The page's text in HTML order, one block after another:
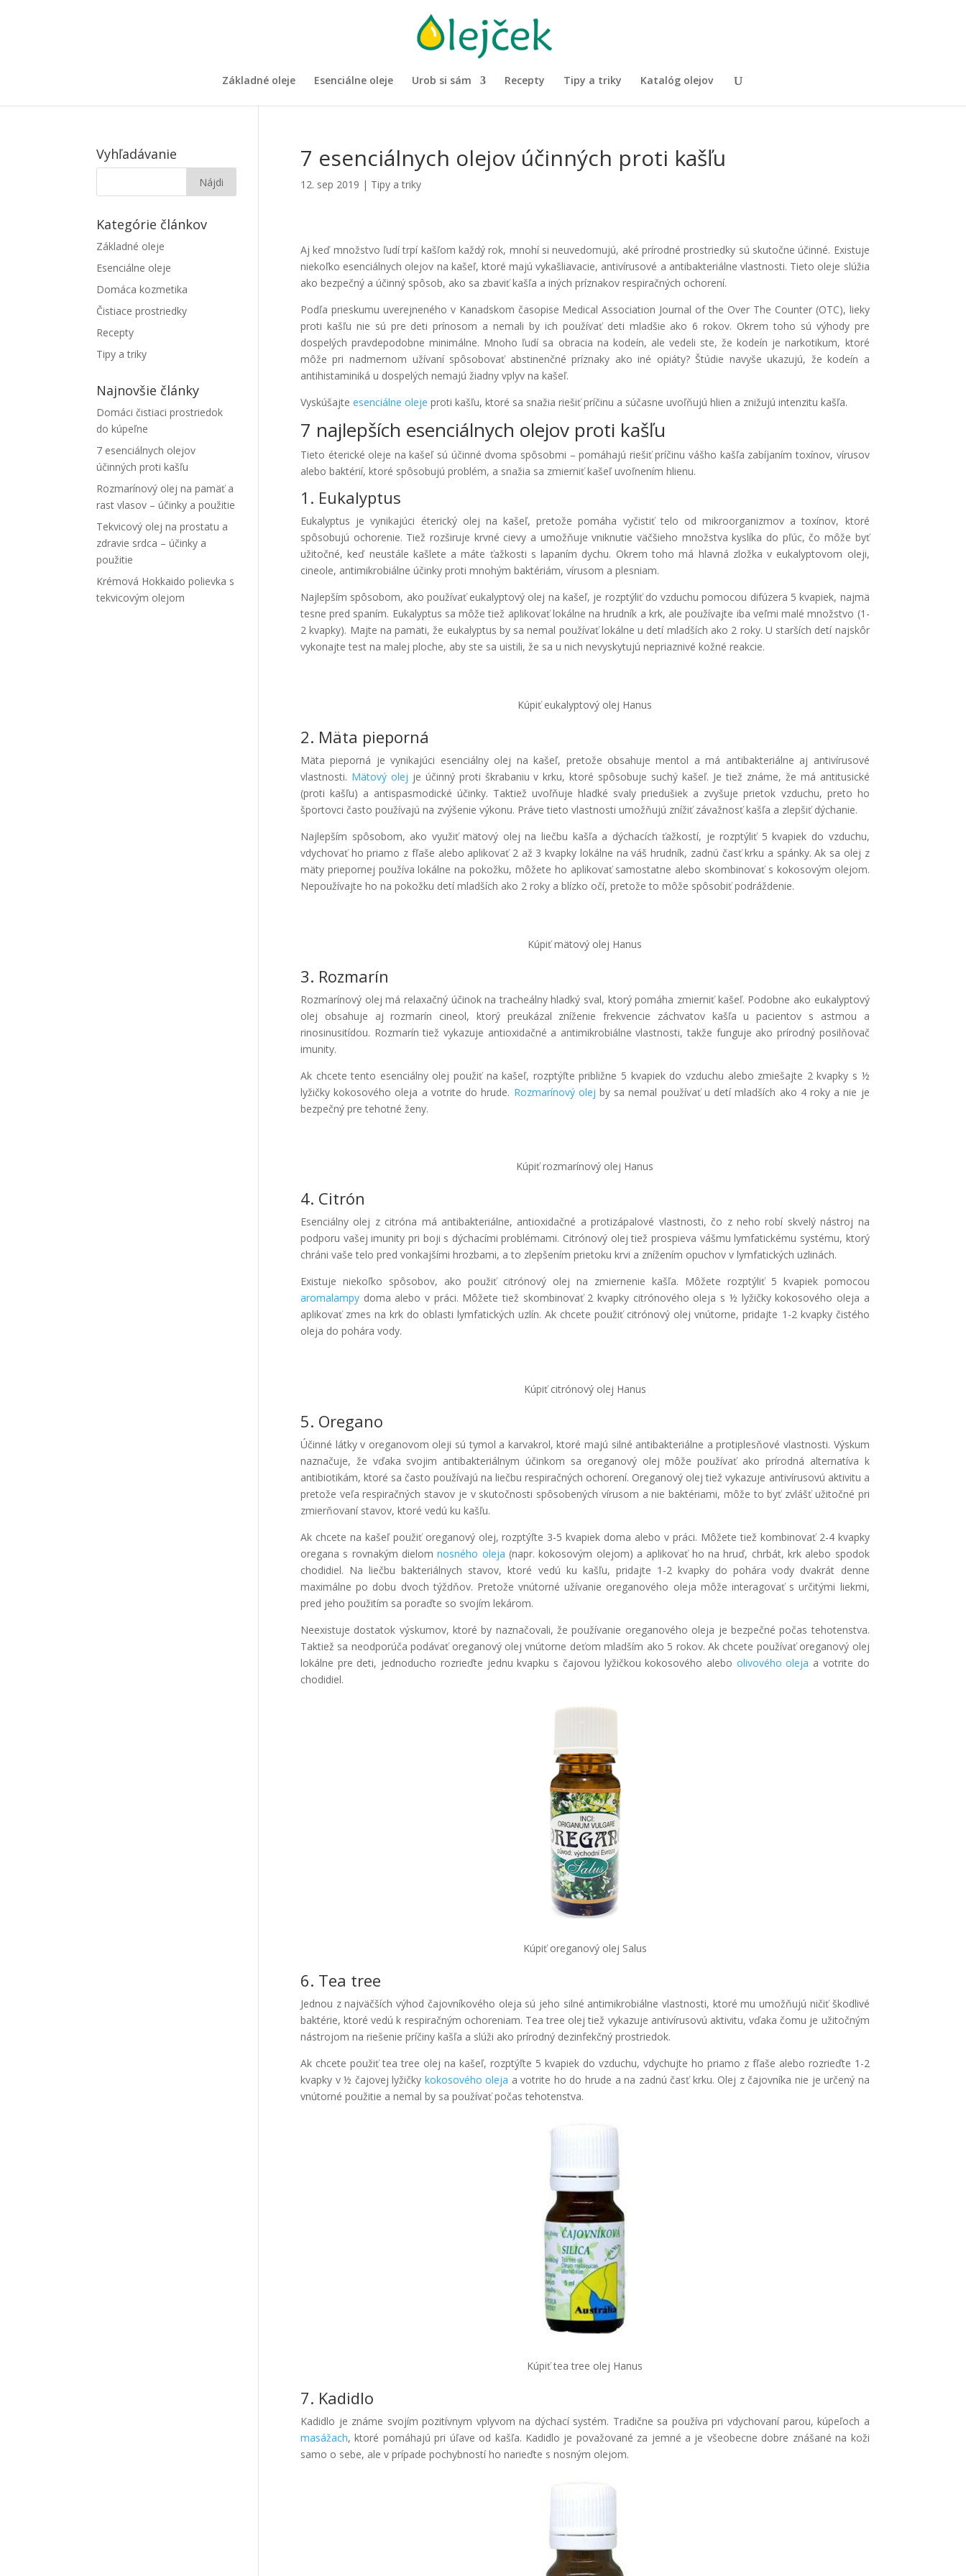
Základné oleje Esenciálne oleje Urob si sám Recepty Tipy a triky Katalóg olejov
7 esenciálnych olejov účinných proti kašľu
12. sep 2019 | Tipy a triky
Aj keď množstvo ľudí trpí kašľom každý rok, mnohí si neuvedomujú, aké prírodné prostriedky sú skutočne účinné. Existuje
niekoľko esenciálnych olejov na kašeľ, ktoré majú vykašliavacie, antivírusové a antibakteriálne vlastnosti. Tieto oleje slúžia
ako bezpečný a účinný spôsob, ako sa zbaviť kašľa a iných príznakov respiračných ochorení.
Podľa prieskumu uverejneného v Kanadskom časopise Medical Association Journal of the Over The Counter (OTC), lieky
proti kašľu nie sú pre deti prínosom a nemali by ich používať deti mladšie ako 6 rokov. Okrem toho sú výhody pre
dospelých pravdepodobne minimálne. Mnoho ľudí sa obracia na kodeín, ale vedeli ste, že kodeín je narkotikum, ktoré
môže pri nadmernom užívaní spôsobovať abstinenčné príznaky ako iné opiáty? Štúdie navyše ukazujú, že kodeín a
antihistaminiká u dospelých nemajú žiadny vplyv na kašeľ.
Vyskúšajte esenciálne oleje proti kašľu, ktoré sa snažia riešiť príčinu a súčasne uvoľňujú hlien a znižujú intenzitu kašľa.
7 najlepších esenciálnych olejov proti kašľu
Tieto éterické oleje na kašeľ sú účinné dvoma spôsobmi – pomáhajú riešiť príčinu vášho kašľa zabíjaním toxínov, vírusov
alebo baktérií, ktoré spôsobujú problém, a snažia sa zmierniť kašeľ uvoľnením hlienu.
1. Eukalyptus
Eukalyptus je vynikajúci éterický olej na kašeľ, pretože pomáha vyčistiť telo od mikroorganizmov a toxínov, ktoré
spôsobujú ochorenie. Tiež rozširuje krvné cievy a umožňuje vniknutie väčšieho množstva kyslíka do pľúc, čo môže byť
užitočné, keď neustále kašlete a máte ťažkosti s lapaním dychu. Okrem toho má hlavná zložka v eukalyptovom oleji,
cineole, antimikrobiálne účinky proti mnohým baktériám, vírusom a plesniam.
Najlepším spôsobom, ako používať eukalyptový olej na kašeľ, je rozptýliť do vzduchu pomocou difúzera 5 kvapiek, najmä
tesne pred spaním. Eukalyptus sa môže tiež aplikovať lokálne na hrudník a krk, ale používajte iba veľmi malé množstvo (1-
2 kvapky). Majte na pamäti, že eukalyptus by sa nemal používať lokálne u detí mladších ako 2 roky. U starších detí najskôr
vykonajte test na malej ploche, aby ste sa uistili, že sa u nich nevyskytujú nepriaznivé kožné reakcie.
Kúpiť eukalyptový olej Hanus
2. Mäta pieporná
Mäta pieporná je vynikajúci esenciálny olej na kašeľ, pretože obsahuje mentol a má antibakteriálne aj antivírusové
vlastnosti. Mätový olej je účinný proti škrabaniu v krku, ktoré spôsobuje suchý kašeľ. Je tiež známe, že má antitusické
(proti kašľu) a antispasmodické účinky. Taktiež uvoľňuje hladké svaly priedušiek a zvyšuje prietok vzduchu, preto ho
športovci často používajú na zvýšenie výkonu. Práve tieto vlastnosti umožňujú znížiť závažnosť kašľa a zlepšiť dýchanie.
Najlepším spôsobom, ako využiť mätový olej na liečbu kašľa a dýchacích ťažkostí, je rozptýliť 5 kvapiek do vzduchu,
vdychovať ho priamo z fľaše alebo aplikovať 2 až 3 kvapky lokálne na váš hrudník, zadnú časť krku a spánky. Ak sa olej z
mäty priepornej používa lokálne na pokožku, môžete ho aplikovať samostatne alebo skombinovať s kokosovým olejom.
Nepoužívajte ho na pokožku detí mladších ako 2 roky a blízko očí, pretože to môže spôsobiť podráždenie.
Kúpiť mätový olej Hanus
3. Rozmarín
Rozmarínový olej má relaxačný účinok na tracheálny hladký sval, ktorý pomáha zmierniť kašeľ. Podobne ako eukalyptový
olej obsahuje aj rozmarín cineol, ktorý preukázal zníženie frekvencie záchvatov kašľa u pacientov s astmou a
rinosinusitídou. Rozmarín tiež vykazuje antioxidačné a antimikrobiálne vlastnosti, takže funguje ako prírodný posilňovač
imunity.
Ak chcete tento esenciálny olej použiť na kašeľ, rozptýľte približne 5 kvapiek do vzduchu alebo zmiešajte 2 kvapky s ½
lyžičky kokosového oleja a votrite do hrude. Rozmarínový olej by sa nemal používať u detí mladších ako 4 roky a nie je
bezpečný pre tehotné ženy.
Kúpiť rozmarínový olej Hanus
4. Citrón
Esenciálny olej z citróna má antibakteriálne, antioxidačné a protizápalové vlastnosti, čo z neho robí skvelý nástroj na
podporu vašej imunity pri boji s dýchacími problémami. Citrónový olej tiež prospieva vášmu lymfatickému systému, ktorý
chráni vaše telo pred vonkajšími hrozbami, a to zlepšením prietoku krvi a znížením opuchov v lymfatických uzlinách.
Existuje niekoľko spôsobov, ako použiť citrónový olej na zmiernenie kašľa. Môžete rozptýliť 5 kvapiek pomocou
aromalampydoma alebo v práci. Môžete tiež skombinovať 2 kvapky citrónového oleja s ½ lyžičky kokosového oleja a
aplikovať zmes na krk do oblasti lymfatických uzlín. Ak chcete použiť citrónový olej vnútorne, pridajte 1-2 kvapky čistého
oleja do pohára vody.
Kúpiť citrónový olej Hanus
5. Oregano
Účinné látky v oreganovom oleji sú tymol a karvakrol, ktoré majú silné antibakteriálne a protiplesňové vlastnosti. Výskum
naznačuje, že vďaka svojim antibakteriálnym účinkom sa oreganový olej môže používať ako prírodná alternatíva k
antibiotikám, ktoré sa často používajú na liečbu respiračných ochorení. Oreganový olej tiež vykazuje antivírusovú aktivitu a
pretože veľa respiračných stavov je v skutočnosti spôsobených vírusom a nie baktériami, môže to byť zvlášť užitočné pri
zmierňovaní stavov, ktoré vedú ku kašľu.
Ak chcete na kašeľ použiť oreganový olej, rozptýľte 3-5 kvapiek doma alebo v práci. Môžete tiež kombinovať 2-4 kvapky
oregana s rovnakým dielomnosného oleja (napr. kokosovým olejom) a aplikovať ho na hruď, chrbát, krk alebo spodok
chodidiel. Na liečbu bakteriálnych stavov, ktoré vedú ku kašľu, pridajte 1-2 kvapky do pohára vody dvakrát denne
maximálne po dobu dvoch týždňov. Pretože vnútorné užívanie oreganového oleja môže interagovať s určitými liekmi,
pred jeho použitím sa poraďte so svojím lekárom.
Neexistuje dostatok výskumov, ktoré by naznačovali, že používanie oreganového oleja je bezpečné počas tehotenstva.
Taktiež sa neodporúča podávať oreganový olej vnútorne deťom mladším ako 5 rokov. Ak chcete používať oreganový olej
lokálne pre deti, jednoducho rozrieďte jednu kvapku s čajovou lyžičkou kokosového alebo olivového oleja a votrite do
chodidiel.
Kúpiť oreganový olej Salus
6. Tea tree
Jednou z najväčších výhod čajovníkového oleja sú jeho silné antimikrobiálne vlastnosti, ktoré mu umožňujú ničiť škodlivé
baktérie, ktoré vedú k respiračným ochoreniam. Tea tree olej tiež vykazuje antivírusovú aktivitu, vďaka čomu je užitočným
nástrojom na riešenie príčiny kašľa a slúži ako prírodný dezinfekčný prostriedok.
Ak chcete použiť tea tree olej na kašeľ, rozptýľte 5 kvapiek do vzduchu, vdychujte ho priamo z fľaše alebo rozrieďte 1-2
kvapky v ½ čajovej lyžičky kokosového oleja a votrite ho do hrude a na zadnú časť krku. Olej z čajovníka nie je určený na
vnútorné použitie a nemal by sa používať počas tehotenstva.
Kúpiť tea tree olej Hanus
7. Kadidlo
Kadidlo je známe svojím pozitívnym vplyvom na dýchací systém. Tradične sa používa pri vdychovaní parou, kúpeľoch a
masážach, ktoré pomáhajú pri úľave od kašľa. Kadidlo je považované za jemné a je všeobecne dobre znášané na koži
samo o sebe, ale v prípade pochybností ho narieďte s nosným olejom.
Vyhľadávanie
Kategórie článkov
Základné oleje
Esenciálne oleje
Domáca kozmetika
Čistiace prostriedky
Recepty
Tipy a triky
Najnovšie články
Domáci čistiaci prostriedok
do kúpeľne
7 esenciálnych olejov
účinných proti kašľu
Rozmarínový olej na pamäť a
rast vlasov – účinky a použitie
Tekvicový olej na prostatu a
zdravie srdca – účinky a
použitie
Krémová Hokkaido polievka s
tekvicovým olejom